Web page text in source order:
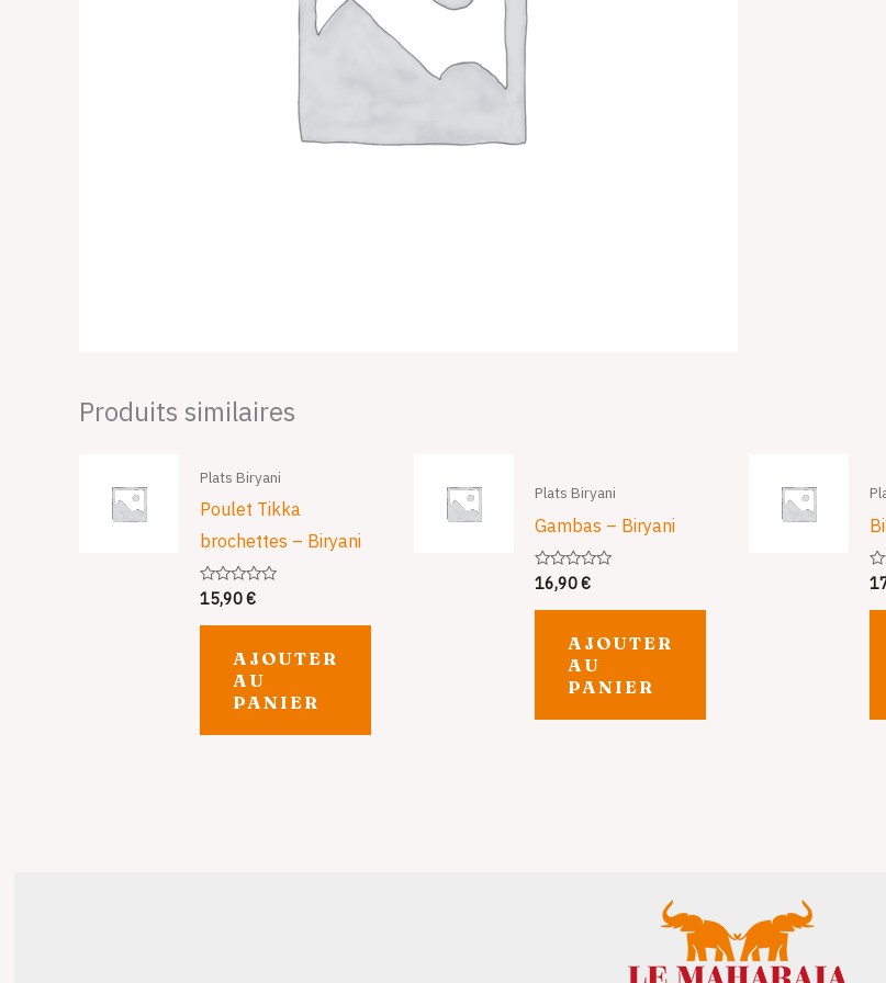
Produits similaires
Plats Biryani
Poulet Tikka
brochettes – Biryani
Note
sur
15,90€
AJOUTER
AU
PANIER
Plats Biryani
Gambas – Biryani
Note
0
sur
16,90€
AJOUTER
AU
PANIER
0